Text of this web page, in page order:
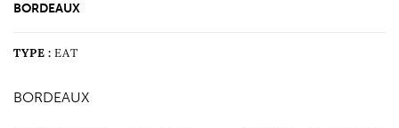
BORDEAUX
TYPE : EAT
BORDEAUX